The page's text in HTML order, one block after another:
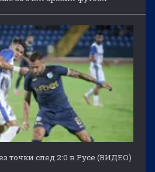
точки след 2:0 в Русе (ВИДЕО)